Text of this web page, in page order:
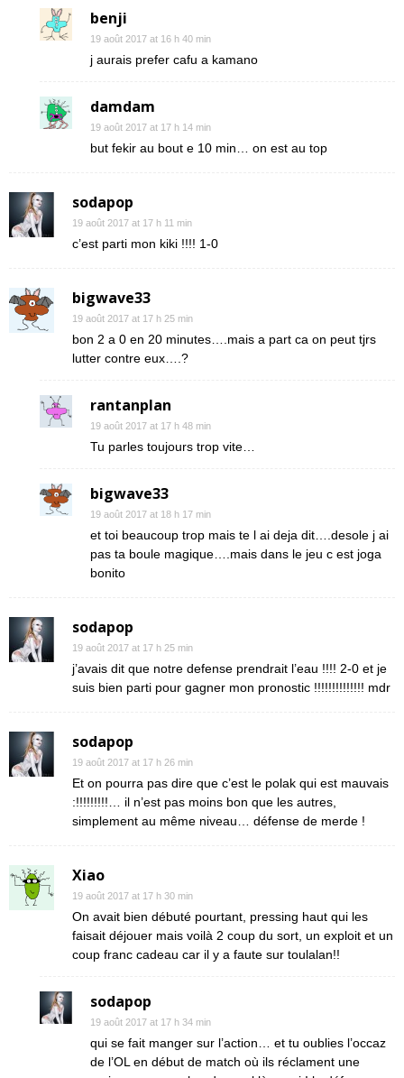
benji
19 août 2017 at 16 h 40 min
j aurais prefer cafu a kamano
damdam
19 août 2017 at 17 h 14 min
but fekir au bout e 10 min… on est au top
sodapop
19 août 2017 at 17 h 11 min
c’est parti mon kiki !!!! 1-0
bigwave33
19 août 2017 at 17 h 25 min
bon 2 a 0 en 20 minutes….mais a part ca on peut tjrs
lutter contre eux….?
rantanplan
19 août 2017 at 17 h 48 min
Tu parles toujours trop vite…
bigwave33
19 août 2017 at 18 h 17 min
et toi beaucoup trop mais te l ai deja dit….desole j ai
pas ta boule magique….mais dans le jeu c est joga
bonito
sodapop
19 août 2017 at 17 h 25 min
j’avais dit que notre defense prendrait l’eau !!!! 2-0 et je
suis bien parti pour gagner mon pronostic !!!!!!!!!!!!!! mdr
sodapop
19 août 2017 at 17 h 26 min
Et on pourra pas dire que c’est le polak qui est mauvais
:!!!!!!!!!… il n’est pas moins bon que les autres,
simplement au même niveau… défense de merde !
Xiao
19 août 2017 at 17 h 30 min
On avait bien débuté pourtant, pressing haut qui les
faisait déjouer mais voilà 2 coup du sort, un exploit et un
coup franc cadeau car il y a faute sur toulalan!!
sodapop
19 août 2017 at 17 h 34 min
qui se fait manger sur l’action… et tu oublies l’occaz
de l’OL en début de match où ils réclament une